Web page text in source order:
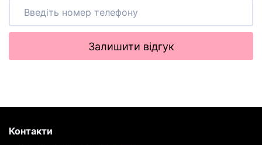
Залишити відгук
Контакти